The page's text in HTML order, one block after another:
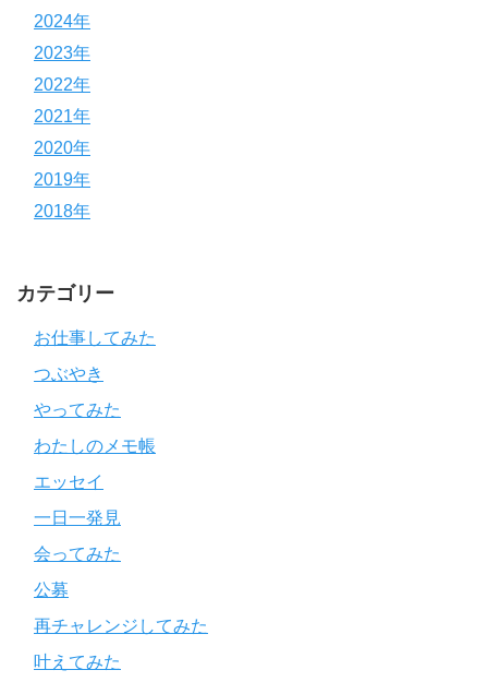
2024年
2023年
2022年
2021年
2020年
2019年
2018年
カテゴリー
お仕事してみた
つぶやき
やってみた
わたしのメモ帳
エッセイ
一日一発見
会ってみた
公募
再チャレンジしてみた
叶えてみた